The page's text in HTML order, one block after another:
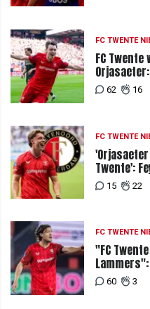
FC TWENTE
FC
megabod
62 16
FC TWENTE
Twente':
recordbod
15 22
FC TWENTE
"FC
60 3